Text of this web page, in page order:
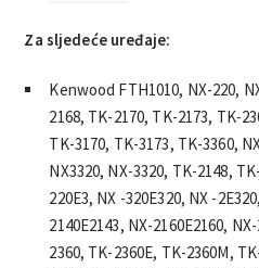
Za sljedeće uređaje:
Kenwood FTH1010, NX-220,
2168, TK-2170, TK-2173, TK-
TK-3170, TK-3173, TK-3360,
NX3320, NX-3320, TK-2148,
220E3, NX -320E320, NX -
2140E2143, NX-2160E2160,
2360, TK-2360E, TK-2360M,